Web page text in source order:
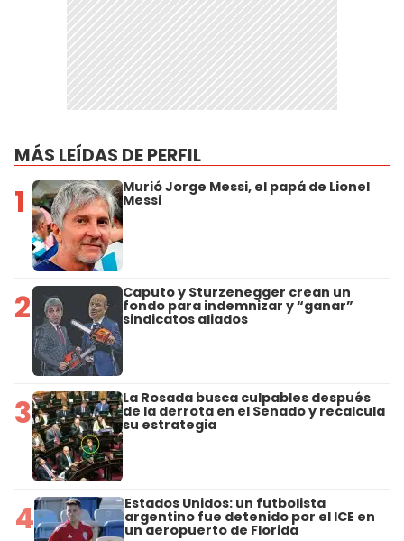
MÁS LEÍDAS DE PERFIL
1 Murió Jorge Messi, el papá de Lionel
Messi
2 Caputo y Sturzenegger crean un
fondo para indemnizar y “ganar”
sindicatos aliados
3 La Rosada busca culpables después
de la derrota en el Senado y recalcula
su estrategia
4 Estados Unidos: un futbolista
argentino fue detenido por el ICE en
un aeropuerto de Florida